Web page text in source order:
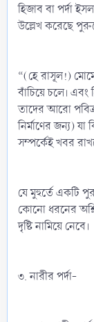
হিজাব বা পর্দা
উল্লেখ করেছে
“(হে রাসূল!)
বাঁচিয়ে চলে।
তাদের আরো
নির্মাণের জন্য)
সম্পর্কেই খবর
যে মুহুর্তে একটি
কোনো ধরনের
দৃষ্টি নামিয়ে নেবে।
৩. নারীর পর্দা-